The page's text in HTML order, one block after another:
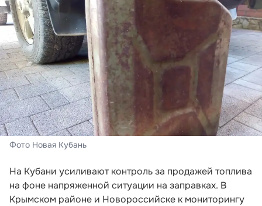
Фото Новая Кубань
На Кубани усиливают контроль за продажей топлива
на фоне напряженной ситуации на заправках. В
Крымском районе и Новороссийске к мониторингу